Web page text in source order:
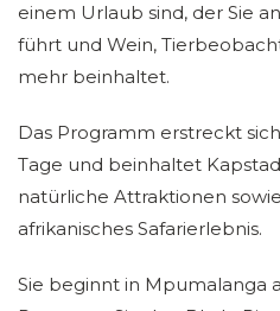
einem Urlaub sind, der Sie
führt und Wein,
mehr beinhaltet.
Das Programm erstreckt
Tage und beinhaltet
natürliche Attraktionen
afrikanisches Safarierlebnis.
Sie beginnt in Mpumalanga